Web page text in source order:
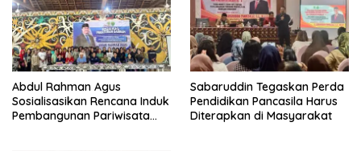
Abdul Rahman Agus
Sosialisasikan Rencana Induk
Pembangunan Pariwisata
Sabaruddin Tegaskan Perda
Pendidikan Pancasila Harus
Diterapkan di Masyarakat